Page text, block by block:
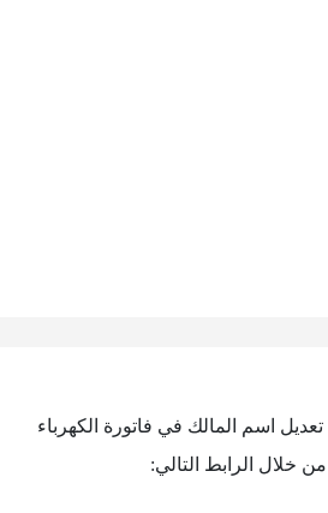
تعديل اسم المالك في فاتورة الكهرباء
خلال الرابط التالي: